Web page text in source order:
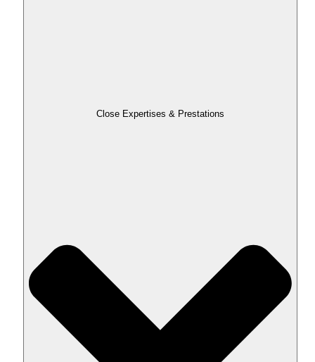
Close Expertises & Prestations